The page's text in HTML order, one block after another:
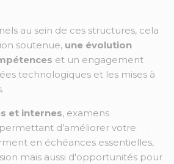
au sein de ces structures, cela
soutenue, une évolution
et un engagement
technologiques et les mises à
et internes, examens
d’améliorer votre
en échéances essentielles,
mais aussi d'opportunités pour